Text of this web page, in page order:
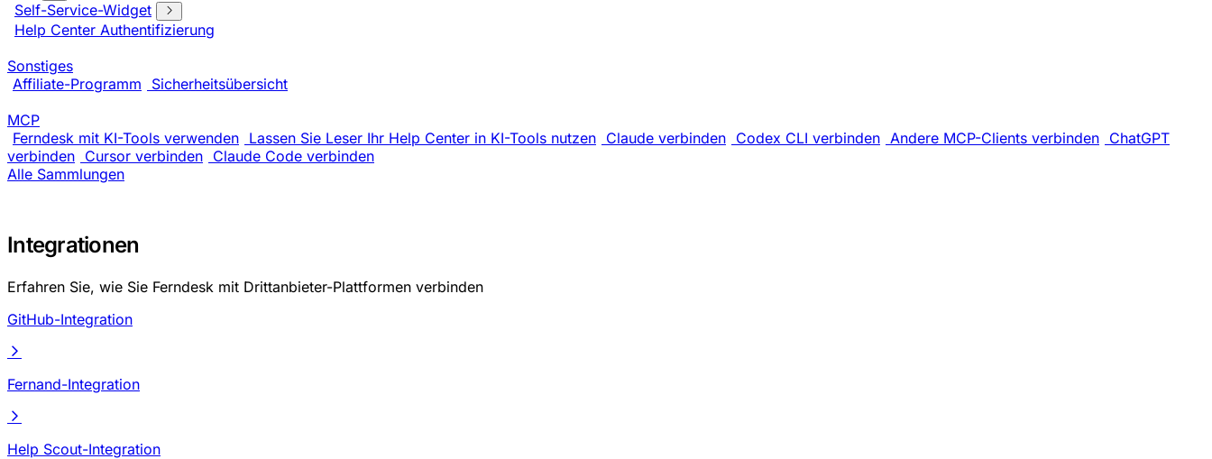
Self-Service-Widget
Help Center Authentifizierung
Sonstiges
Affiliate-Programm
Sicherheitsübersicht
MCP
Ferndesk mit KI-Tools verwenden Lassen Sie Leser Ihr Help Center in KI-Tools nutzen Claude verbinden Codex CLI verbinden Andere MCP-Clients verbinden ChatGPT
verbinden Cursor verbinden Claude Code verbinden
Alle Sammlungen
Integrationen
Erfahren Sie, wie Sie Ferndesk mit Drittanbieter-Plattformen verbinden
GitHub-Integration
Fernand-Integration
Help Scout-Integration